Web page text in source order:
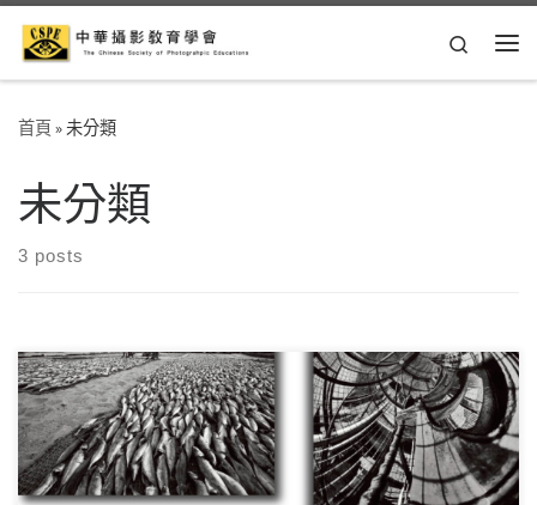
Skip to content
Search
首頁 »未分類
未分類
3 posts
口袋魔法攝影師：用手機玩轉光與影 想用一支手機，拍出